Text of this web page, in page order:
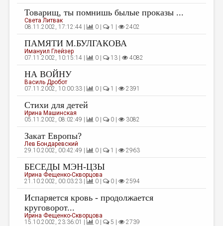
КОНКУРСЫ
ДЕТСКАЯ КОМНАТА
КНИЖНАЯ ПОЛКА
ОБЗОР ЛИТЕРАТУРЫ
СТРАНИЦЫ ПАМЯТИ
ОБЪЯВЛЕНИЯ
КОЛОНКА РЕДАКТОРА
РЕДКОЛЛЕГИЯ
ОТ РЕДАКЦИИ
МАЛАЯ ПРОЗА
ЭССЕИСТИКА
ЛИТЕРАТУРОВЕДЕНИЕ
КУЛЬТУРОВЕДЕНИЕ
Товарищ, ты помнишь былые проказы ...
Света Литвак
08.11.2002, 17:12:44 |
0 | 1 | 2402
ПАМЯТИ М.БУЛГАКОВА
Имануил Глейзер
07.11.2002, 10:15:14 |
0 | 13 | 4082
НА ВОЙНУ
Василь Дробот
07.11.2002, 10:00:33 |
0 | 1 | 2391
Cтихи для детей
Ирина Машинская
05.11.2002, 08:02:49 |
0 | 0 | 3082
Закат Европы?
Лев Бондаревский
29.10.2002, 00:42:49 |
0 | 1 | 2963
БЕСЕДЫ МЭН-ЦЗЫ
Ирина Фещенко-Скворцова
21.10.2002, 00:03:23 |
0 | 0 | 2594
Испаряется кровь - продолжается
круговорот...
Ирина Фещенко-Скворцова
15.10.2002, 23:36:01 |
0 | 5 | 2739